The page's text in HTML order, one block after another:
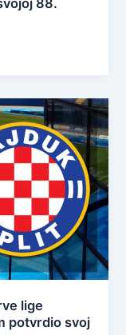
88.
lige
potvrdio svoj